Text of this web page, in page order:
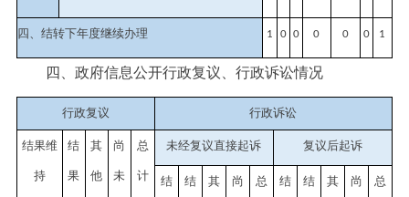
四、结转下年度继续办理 1 0 0 0 0 0 1
四、政府信息公开行政复议、行政诉讼情况
行政复议 行政诉讼
结果维
持
结
果
其
他
尚
未
总
计
未经复议直接起诉 复议后起诉
结 结 其 尚 总 结 结 其 尚 总